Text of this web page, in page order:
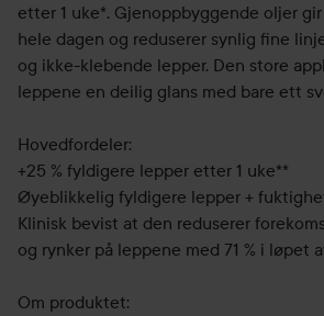
etter 1 uke*. Gjenoppbyggende oljer
hele dagen og reduserer synlig fine
og ikke-klebende lepper. Den store
leppene en deilig glans med bare ett
Hovedfordeler:
+25 % fyldigere lepper etter 1 uke**
Øyeblikkelig fyldigere lepper +
Klinisk bevist at den reduserer
og rynker på leppene med 71 % i løpet
Om produktet: